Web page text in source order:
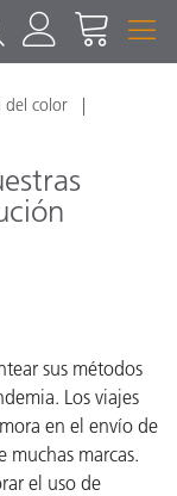
del color
sus métodos
Los viajes
en el envío de
muchas marcas.
el uso de